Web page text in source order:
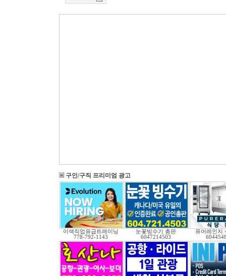
구인/구직 프리미엄 광고
이색직업유급트레이닝
778-792-1143
눈꽃빙수기 총판
6047214503
퓨어레인지